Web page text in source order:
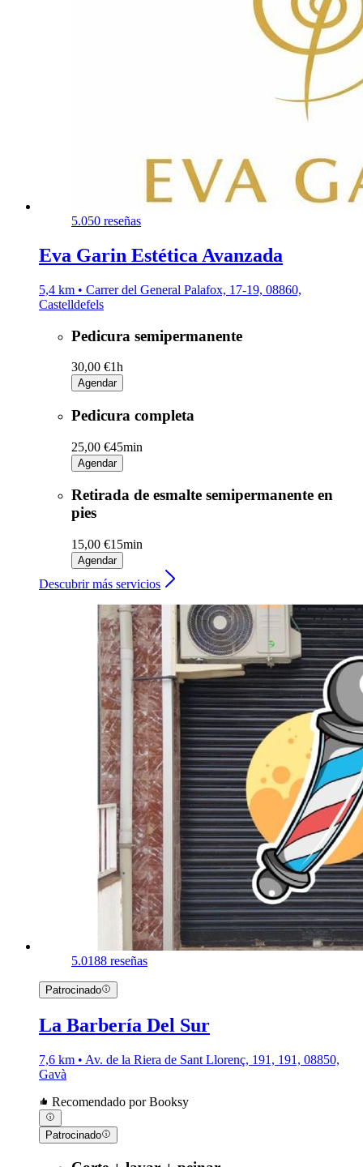
5.050 reseñas
Eva Garin Estética Avanzada
5,4 km • Carrer del General Palafox, 17-19, 08860,
Castelldefels
Pedicura semipermanente
30,00 €1h
Agendar
Pedicura completa
25,00 €45min
Agendar
Retirada de esmalte semipermanente en
pies
15,00 €15min
Agendar
Descubrir más servicios
5.0188 reseñas
Patrocinado
La Barbería Del Sur
7,6 km • Av. de la Riera de Sant Llorenç, 191, 191, 08850,
Gavà
Recomendado por Booksy
Patrocinado